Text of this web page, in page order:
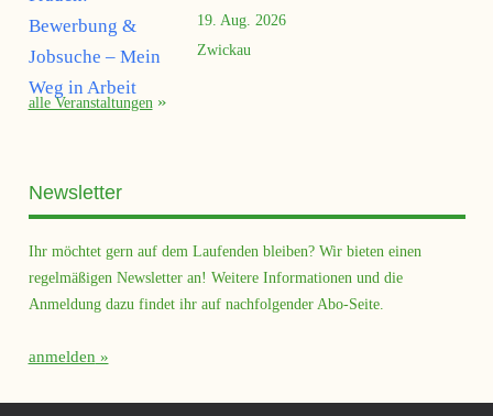
19. Aug. 2026
Zwickau
alle Veranstaltungen
Newsletter
Ihr möchtet gern auf dem Laufenden bleiben? Wir bieten einen
regelmäßigen Newsletter an! Weitere Informationen und die
Anmeldung dazu findet ihr auf nachfolgender Abo-Seite.
anmelden